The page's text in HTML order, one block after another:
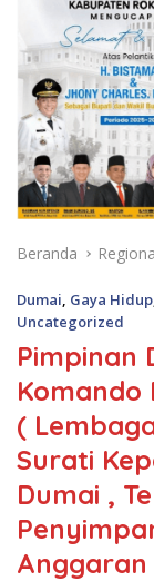
Beranda
Dumai Gaya Hidup
Uncategorized
Pimpinan
Komando
(
Surati
Dumai ,
Anggaran